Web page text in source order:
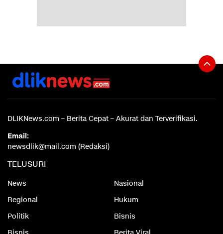
DLIKNews.com – Berita Cepat – Akurat dan Terverifikasi.
Email:
newsdlik@mail.com (Redaksi)
TELUSURI
News
Nasional
Regional
Hukum
Politik
Bisnis